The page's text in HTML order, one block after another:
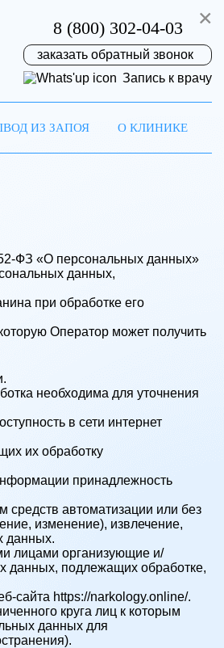
8 (800) 302-04-03
заказать обратный звонок
Запись к врачу
ИЗ ЗАПОЯ О КЛИНИКЕ
ФЗ «О персональных данных»
данных,
при обработке его
Оператор может получить
необходима для уточнения
в сети интернет
их обработку
принадлежность
автоматизации или без
изменение), извлечение,
данных.
лицами организующие и/
данных, подлежащих обработке,
сайта https://narkology.online/.
круга лиц к которым
данных для
×